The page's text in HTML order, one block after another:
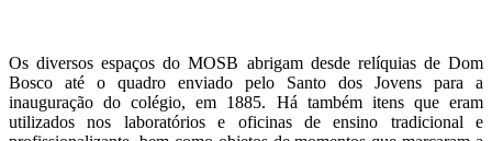
Os diversos espaços do MOSB abrigam desde relíquias de Dom
Bosco até o quadro enviado pelo Santo dos Jovens para a
inauguração do colégio, em 1885. Há também itens que eram
utilizados nos laboratórios e oficinas de ensino tradicional e